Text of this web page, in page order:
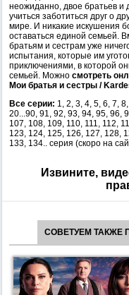
неожиданно, двое братьев и
учиться заботиться друг о
мире. И никакие искушения
оставаться единой семьей.
братьям и сестрам уже
испытания, которые им
приключениями, в которой
семьей. Можно смотреть
Мои братья и сестры /
Все серии: 1, 2, 3, 4, 5, 6, 7,
20...90, 91, 92, 93, 94, 95, 96,
107, 108, 109, 110, 111, 112,
123, 124, 125, 126, 127, 128,
133, 134.. серия (скоро на
Извините,
СОВЕТУЕМ ТАКЖЕ